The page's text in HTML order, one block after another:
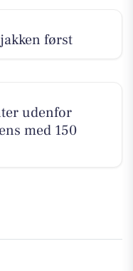
først
udenfor
med 150